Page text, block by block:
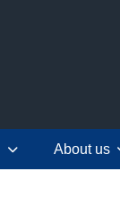
About us